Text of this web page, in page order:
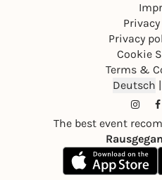
Privacy
Cookie
Terms &
Deutsch |
The best event